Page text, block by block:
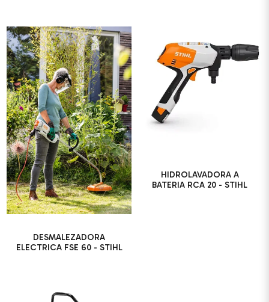
DESMALEZADORA
ELECTRICA FSE 60 - STIHL
HIDROLAVADORA A
BATERIA RCA 20 - STIHL